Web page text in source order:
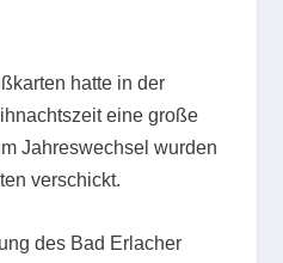
hatte in der
eine große
Jahreswechsel wurden
verschickt.
des Bad Erlacher